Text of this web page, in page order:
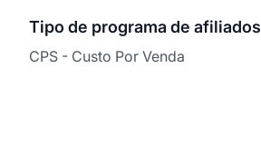
Tipo de programa de afiliados
CPS - Custo Por Venda